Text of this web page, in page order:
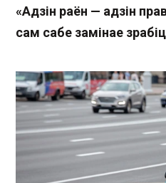
«Адзін раён — адзін
сам сабе замінае